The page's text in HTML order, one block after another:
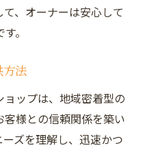
、オーナーは安心して
。
方法
ップは、地域密着型の
様との信頼関係を築い
ズを理解し、迅速かつ